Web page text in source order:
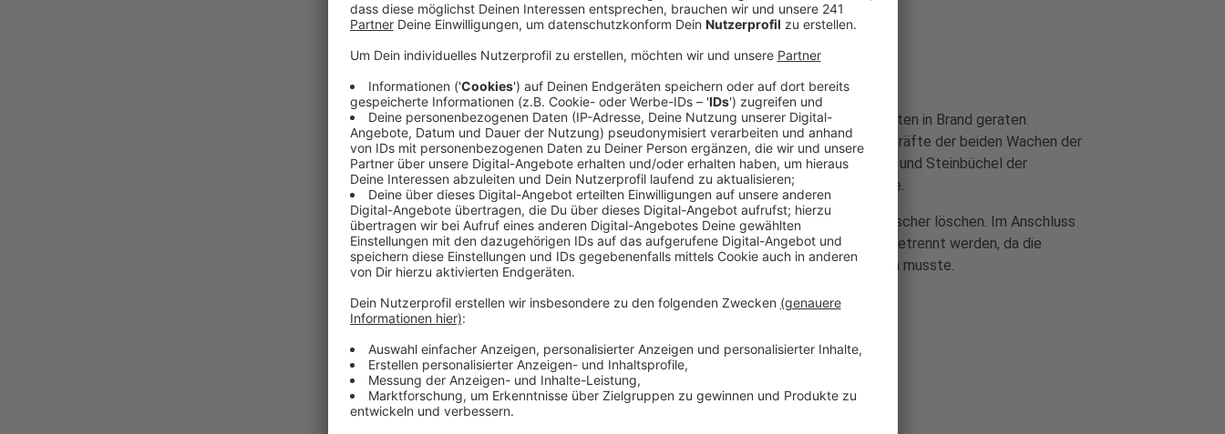
Brand und Stromausfall in Leverkusen Alkenrath
Anzeige
In der Maria-Terwiel-Straße in Alkenrath ist ein Hausanschlusskasten in Brand geraten.
Aufgrund des Meldebildes schickte die Leitstelle sofort Einsatzkräfte der beiden Wachen der
Berufsfeuerwehr, den Führungsdienst, die Löschzüge Schlebusch und Steinbüchel der
Freiwilligen Feuerwehr und einen Rettungswagen zur Einsatzstelle.
Vor Ort konnten die Feuerwehrleute den Brand mit einem Feuerlöscher löschen. Im Anschluss
musste die Maria-Terwiel-Str. für ca. 3 Stunden vom Stromnetz getrennt werden, da die
Energieversorgung Leverkusen den Anschlusskasten austauschen musste.
Anzeige
Mehrere Ölspuren im Stadtgebiet
Anzeige